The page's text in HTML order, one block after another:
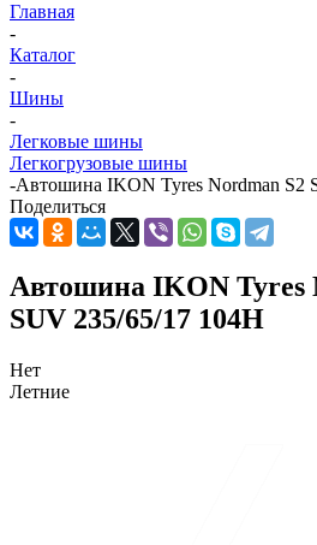
Главная
-
Каталог
-
Шины
-
Легковые шины
Легкогрузовые шины
-Автошина IKON Tyres Nordman S2
Поделиться
Автошина IKON Tyres
SUV 235/65/17 104H
Нет
Летние